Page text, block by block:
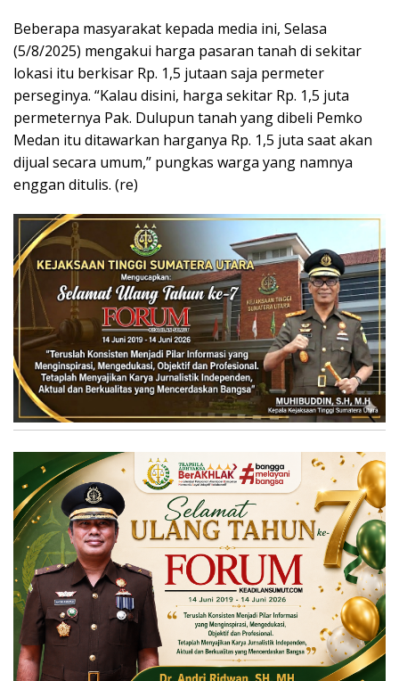
Beberapa masyarakat kepada media ini, Selasa
(5/8/2025) mengakui harga pasaran tanah di sekitar
lokasi itu berkisar Rp. 1,5 jutaan saja permeter
perseginya. “Kalau disini, harga sekitar Rp. 1,5 juta
permeternya Pak. Dulupun tanah yang dibeli Pemko
Medan itu ditawarkan harganya Rp. 1,5 juta saat akan
dijual secara umum,” pungkas warga yang namnya
enggan ditulis. (re)